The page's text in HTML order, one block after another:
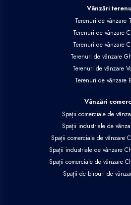
Vânzări
Terenuri de vânzare
Terenuri de vânzare
Terenuri de vânzare
Terenuri de vânzare
Terenuri de vânzare
Terenuri de vânzare
Vânzări
Spații comerciale de
Spații industriale de
Spații comerciale de vânzare
Spații industriale de vânzare
Spații comerciale de vânzare
Spații de birouri de